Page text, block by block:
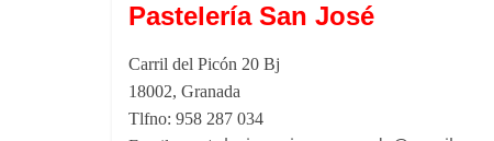
Pastelería San José
Carril del Picón 20 Bj
18002, Granada
Tlfno: 958 287 034